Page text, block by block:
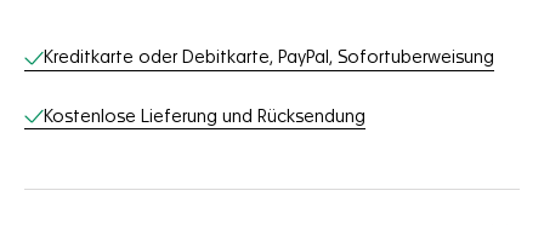
Online-Services
Kreditkarte oder Debitkarte, PayPal, Sofortuberweisung
Kostenlose Lieferung und Rücksendung